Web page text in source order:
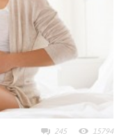
245 15794